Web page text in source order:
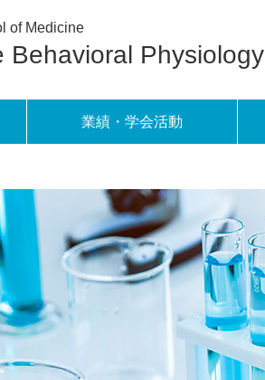
of Medicine
Behavioral Physiology
業績・学会活動